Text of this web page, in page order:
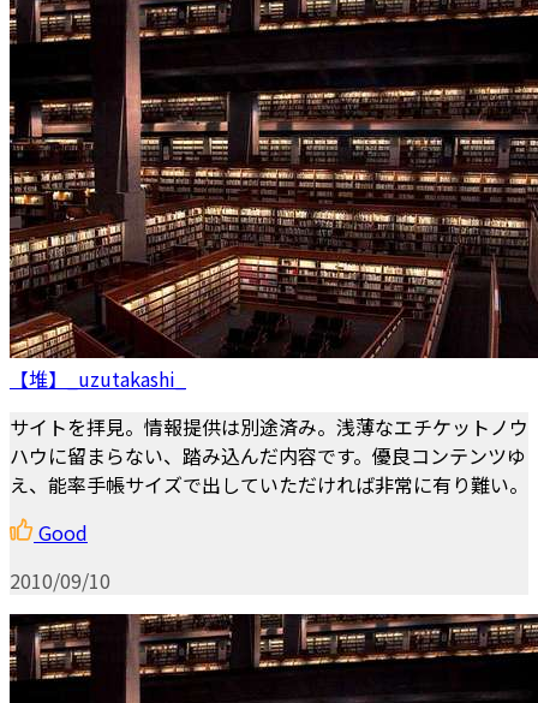
【堆】_uzutakashi_
サイトを拝見。情報提供は別途済み。浅薄なエチケットノウ
ハウに留まらない、踏み込んだ内容です。優良コンテンツゆ
え、能率手帳サイズで出していただければ非常に有り難い。
Good
2010/09/10